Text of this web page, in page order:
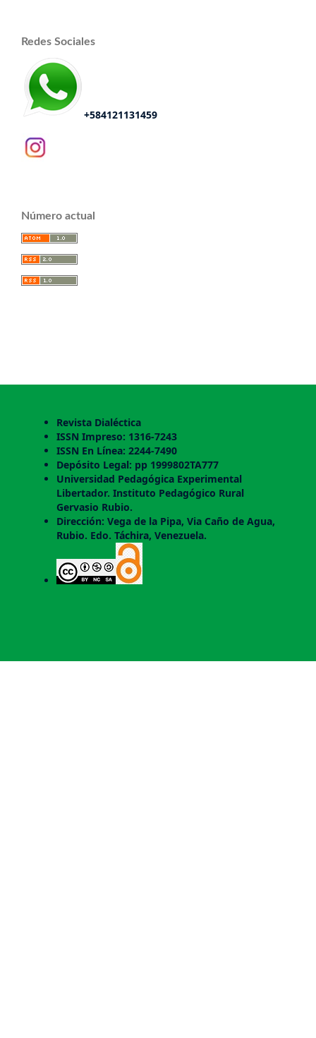
Redes Sociales
+584121131459
Número actual
Revista Dialéctica
ISSN Impreso: 1316-7243
ISSN En Línea: 2244-7490
Depósito Legal: pp 1999802TA777
Universidad Pedagógica Experimental
Libertador. Instituto Pedagógico Rural
Gervasio Rubio.
Dirección: Vega de la Pipa, Via Caño de Agua,
Rubio. Edo. Táchira, Venezuela.